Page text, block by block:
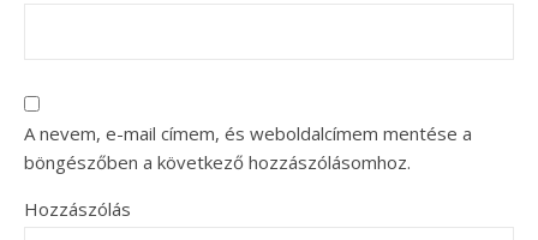
A nevem, e-mail címem, és weboldalcímem mentése a
böngészőben a következő hozzászólásomhoz.
Hozzászólás